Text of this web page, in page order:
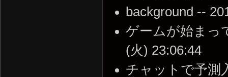
background --
ゲームが始まっ
(火) 23:06:44
チャットで予測